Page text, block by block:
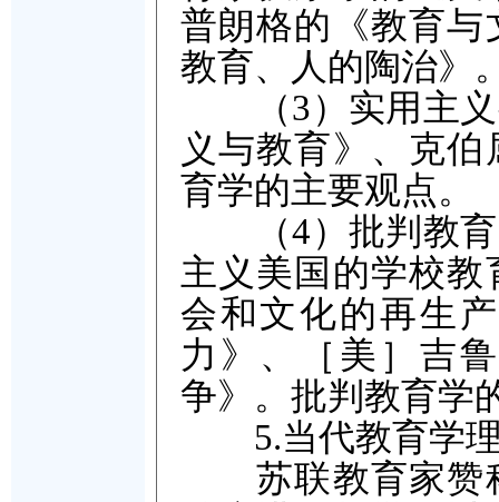
普朗格的《教育
教育、人的陶治》
（3）实用主义
义与教育》、克
育学的主要观点。
（4）批判教育
主义美国的学校
会和文化的再生
力》、［美］吉
争》。批判教育学
5.当代教育学理
苏联教育家赞